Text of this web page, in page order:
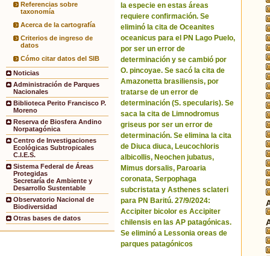
Referencias sobre
taxonomía
Acerca de la cartografía
Criterios de ingreso de
datos
Cómo citar datos del SIB
Noticias
Administración de Parques
Nacionales
Biblioteca Perito Francisco P.
Moreno
Reserva de Biosfera Andino
Norpatagónica
Centro de Investigaciones
Ecológicas Subtropicales
C.I.E.S.
Sistema Federal de Áreas
Protegidas
Secretaría de Ambiente y
Desarrollo Sustentable
Observatorio Nacional de
Biodiversidad
Otras bases de datos
la especie en estas áreas
requiere confirmación. Se
eliminó la cita de Oceanites
oceanicus para el PN Lago Puelo,
por ser un error de
determinación y se cambió por
O. pincoyae. Se sacó la cita de
Amazonetta brasiliensis, por
tratarse de un error de
determinación (S. specularis). Se
saca la cita de Limnodromus
griseus por ser un error de
determinación. Se elimina la cita
de Diuca diuca, Leucochloris
albicollis, Neochen jubatus,
Mimus dorsalis, Paroaria
coronata, Serpophaga
subcristata y Asthenes sclateri
para PN Baritú. 27/9/2024:
Accipiter bicolor es Accipiter
chilensis en las AP patagónicas.
Se eliminó a Lessonia oreas de
parques patagónicos